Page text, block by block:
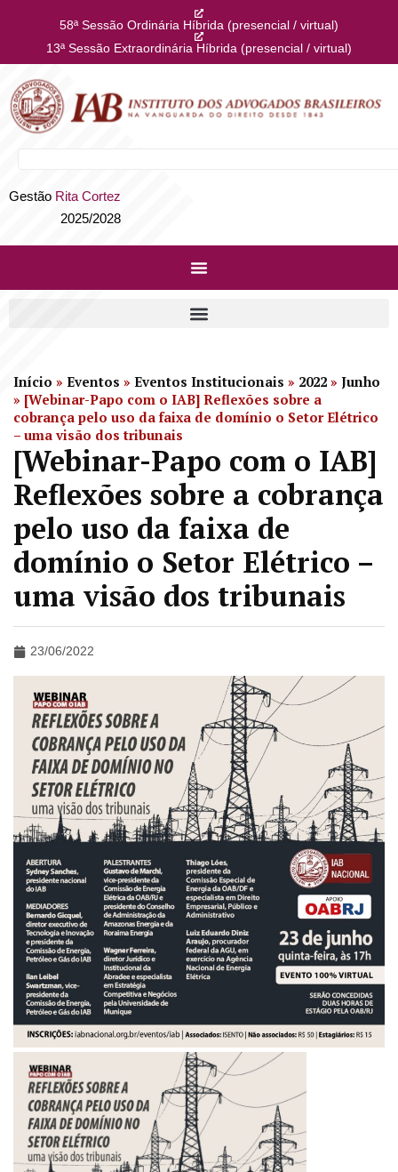
58ª Sessão Ordinária Híbrida (presencial / virtual)
13ª Sessão Extraordinária Híbrida (presencial / virtual)
Gestão Rita Cortez
2025/2028
Início » Eventos » Eventos Institucionais » 2022 » Junho
» [Webinar-Papo com o IAB] Reflexões sobre a
cobrança pelo uso da faixa de domínio o Setor Elétrico
– uma visão dos tribunais
[Webinar-Papo com o IAB]
Reflexões sobre a cobrança
pelo uso da faixa de
domínio o Setor Elétrico –
uma visão dos tribunais
23/06/2022